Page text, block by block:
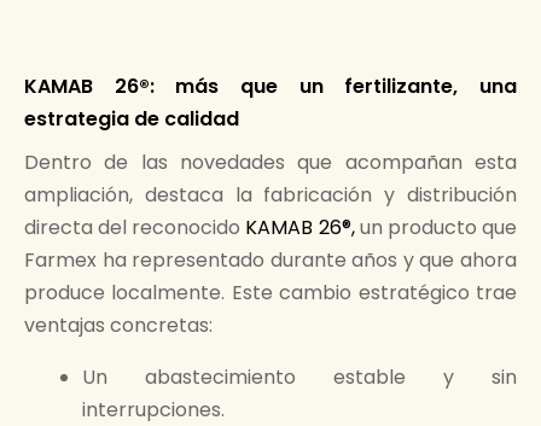
KAMAB 26®: más que un fertilizante, una
estrategia de calidad
Dentro de las novedades que acompañan esta
ampliación, destaca la fabricación y distribución
directa del reconocido KAMAB 26®,un producto que
Farmex ha representado durante años y que ahora
produce localmente. Este cambio estratégico trae
ventajas concretas:
Un abastecimiento estable y sin
interrupciones.